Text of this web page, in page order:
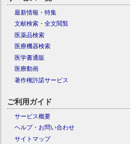
最新情報・特集
文献検索・全文閲覧
医薬品検索
医療機器検索
医学書通販
医療動画
著作権許諾サービス
ご利用ガイド
サービス概要
ヘルプ・お問い合わせ
サイトマップ